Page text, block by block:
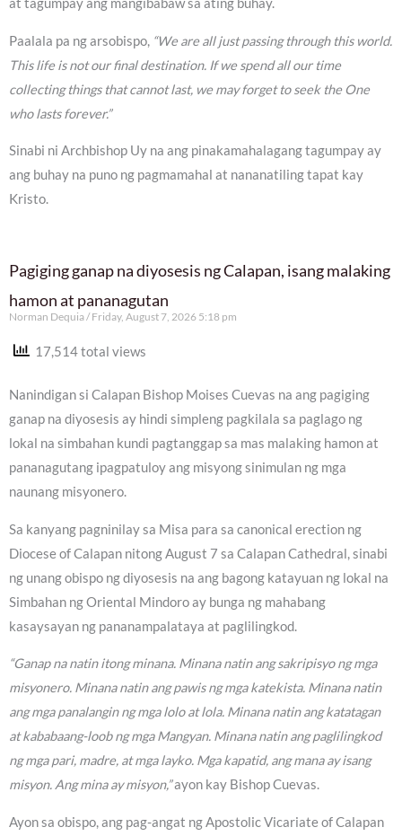
at tagumpay ang mangibabaw sa ating buhay.
Paalala pa ng arsobispo, “We are all just passing through this world.
This life is not our final destination. If we spend all our time
collecting things that cannot last, we may forget to seek the One
who lasts forever.”
Sinabi ni Archbishop Uy na ang pinakamahalagang tagumpay ay
ang buhay na puno ng pagmamahal at nananatiling tapat kay
Kristo.
Pagiging ganap na diyosesis ng Calapan, isang malaking
hamon at pananagutan
Norman Dequia Friday, August 7, 2026 5:18 pm
17,514 total views
Nanindigan si Calapan Bishop Moises Cuevas na ang pagiging
ganap na diyosesis ay hindi simpleng pagkilala sa paglago ng
lokal na simbahan kundi pagtanggap sa mas malaking hamon at
pananagutang ipagpatuloy ang misyong sinimulan ng mga
naunang misyonero.
Sa kanyang pagninilay sa Misa para sa canonical erection ng
Diocese of Calapan nitong August 7 sa Calapan Cathedral, sinabi
ng unang obispo ng diyosesis na ang bagong katayuan ng lokal na
Simbahan ng Oriental Mindoro ay bunga ng mahabang
kasaysayan ng pananampalataya at paglilingkod.
“Ganap na natin itong minana. Minana natin ang sakripisyo ng mga
misyonero. Minana natin ang pawis ng mga katekista. Minana natin
ang mga panalangin ng mga lolo at lola. Minana natin ang katatagan
at kababaang-loob ng mga Mangyan. Minana natin ang paglilingkod
ng mga pari, madre, at mga layko. Mga kapatid, ang mana ay isang
misyon. Ang mina ay misyon,”ayon kay Bishop Cuevas.
Ayon sa obispo, ang pag-angat ng Apostolic Vicariate of Calapan